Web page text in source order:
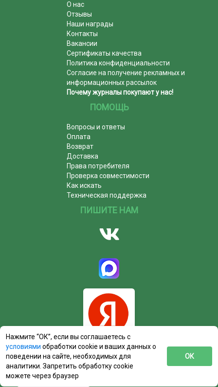
О нас
Отзывы
Наши награды
Контакты
Вакансии
Сертификаты качества
Политика конфиденциальности
Согласие на получение рекламных и
информационных рассылок
Почему журналы покупают у нас!
ПОМОЩЬ
Вопросы и ответы
Оплата
Возврат
Доставка
Права потребителя
Проверка совместимости
Как искать
Техническая поддержка
ПИШИТЕ НАМ
Нажмите “ОК”, если вы соглашаетесь с
условиями обработки cookie и ваших данных о
поведении на сайте, необходимых для
аналитики. Запретить обработку cookie
можете через браузер
ОК